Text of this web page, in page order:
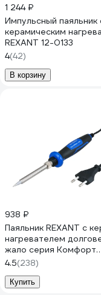
1 244 ₽
Импульсный паяльник
керамическим
REXANT 12-0133
4(42)
В корзину
938 ₽
Паяльник REXANT с
нагревателем
жало серия Комфорт
220В/40 Вт 12-0123-1
4.5(238)
Купить